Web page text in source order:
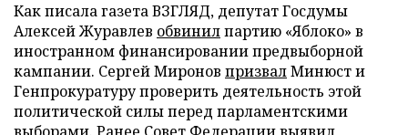
Как писала газета ВЗГЛЯД, депутат Госдумы
Алексей Журавлев обвинилпартию «Яблоко» в
иностранном финансировании предвыборной
кампании. Сергей Миронов призвалМинюст и
Генпрокуратуру проверить деятельность этой
политической силы перед парламентскими